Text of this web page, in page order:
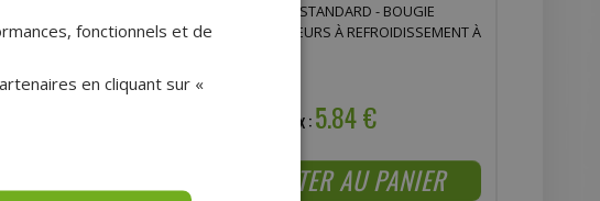
POUR
LIQUIDE
PANIER
BOUGIE NGK B9HS - STANDARD - BOUGIE
COURTE POUR MOTEURS À REFROIDISSEMENT À
Prix :5.84 €
AJOUTER AU PANIER
fonctionnels et de
en cliquant sur «